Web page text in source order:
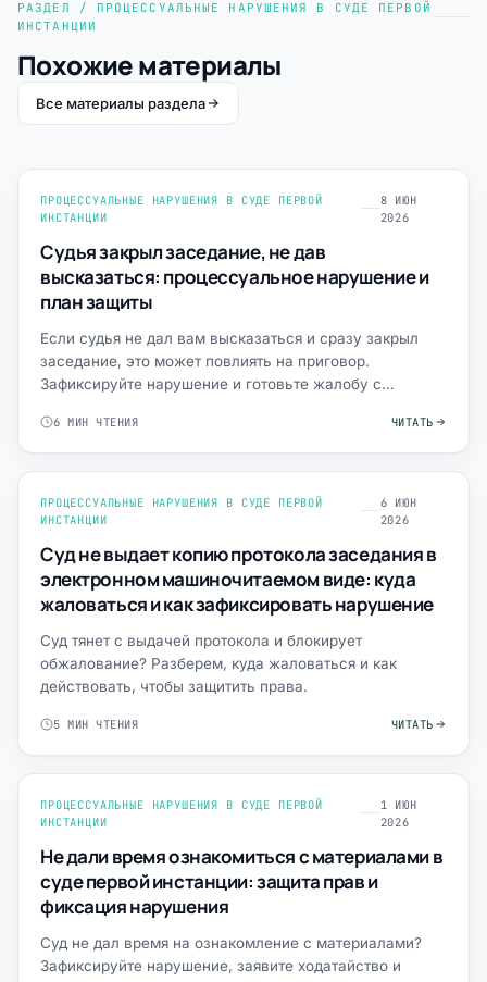
РАЗДЕЛ / ПРОЦЕССУАЛЬНЫЕ НАРУШЕНИЯ В СУДЕ ПЕРВОЙ
ИНСТАНЦИИ
Похожие материалы
Все материалы раздела
ПРОЦЕССУАЛЬНЫЕ НАРУШЕНИЯ В СУДЕ ПЕРВОЙ
ИНСТАНЦИИ
8 ИЮН
2026
Судья закрыл заседание, не дав
высказаться: процессуальное нарушение и
план защиты
Если судья не дал вам высказаться и сразу закрыл
заседание, это может повлиять на приговор.
Зафиксируйте нарушение и готовьте жалобу с
6 МИН ЧТЕНИЯ ЧИТАТЬ
ПРОЦЕССУАЛЬНЫЕ НАРУШЕНИЯ В СУДЕ ПЕРВОЙ
ИНСТАНЦИИ
6 ИЮН
2026
Суд не выдает копию протокола заседания в
электронном машиночитаемом виде: куда
жаловаться и как зафиксировать нарушение
Суд тянет с выдачей протокола и блокирует
обжалование? Разберем, куда жаловаться и как
действовать, чтобы защитить права.
5 МИН ЧТЕНИЯ ЧИТАТЬ
ПРОЦЕССУАЛЬНЫЕ НАРУШЕНИЯ В СУДЕ ПЕРВОЙ
ИНСТАНЦИИ
1 ИЮН
2026
Не дали время ознакомиться с материалами в
суде первой инстанции: защита прав и
фиксация нарушения
Суд не дал время на ознакомление с материалами?
Зафиксируйте нарушение, заявите ходатайство и